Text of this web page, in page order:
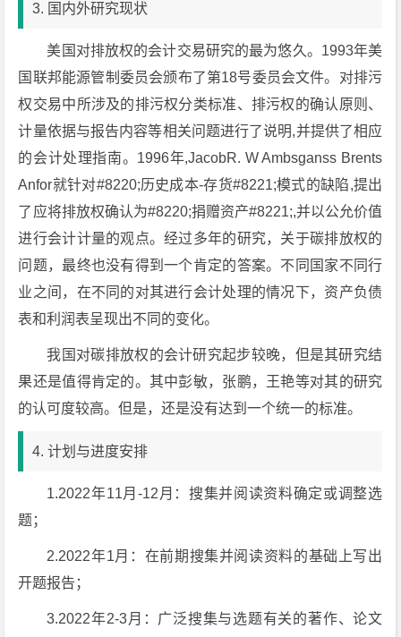
3. 国内外研究现状
美国对排放权的会计交易研究的最为悠久。1993年美
国联邦能源管制委员会颁布了第18号委员会文件。对排污
权交易中所涉及的排污权分类标准、排污权的确认原则、
计量依据与报告内容等相关问题进行了说明,并提供了相应
的会计处理指南。1996年,JacobR. W Ambsganss Brents
Anfor就针对#8220;历史成本-存货#8221;模式的缺陷,提出
了应将排放权确认为#8220;捐赠资产#8221;,并以公允价值
进行会计计量的观点。经过多年的研究，关于碳排放权的
问题，最终也没有得到一个肯定的答案。不同国家不同行
业之间，在不同的对其进行会计处理的情况下，资产负债
表和利润表呈现出不同的变化。
我国对碳排放权的会计研究起步较晚，但是其研究结
果还是值得肯定的。其中彭敏，张鹏，王艳等对其的研究
的认可度较高。但是，还是没有达到一个统一的标准。
4. 计划与进度安排
1.2022年11月-12月：搜集并阅读资料确定或调整选
题；
2.2022年1月：在前期搜集并阅读资料的基础上写出
开题报告；
3.2022年2-3月：广泛搜集与选题有关的著作、论文